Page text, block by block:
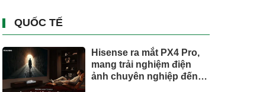
QUỐC TẾ
Hisense ra mắt PX4 Pro,
mang trải nghiệm điện
ảnh chuyên nghiệp đến